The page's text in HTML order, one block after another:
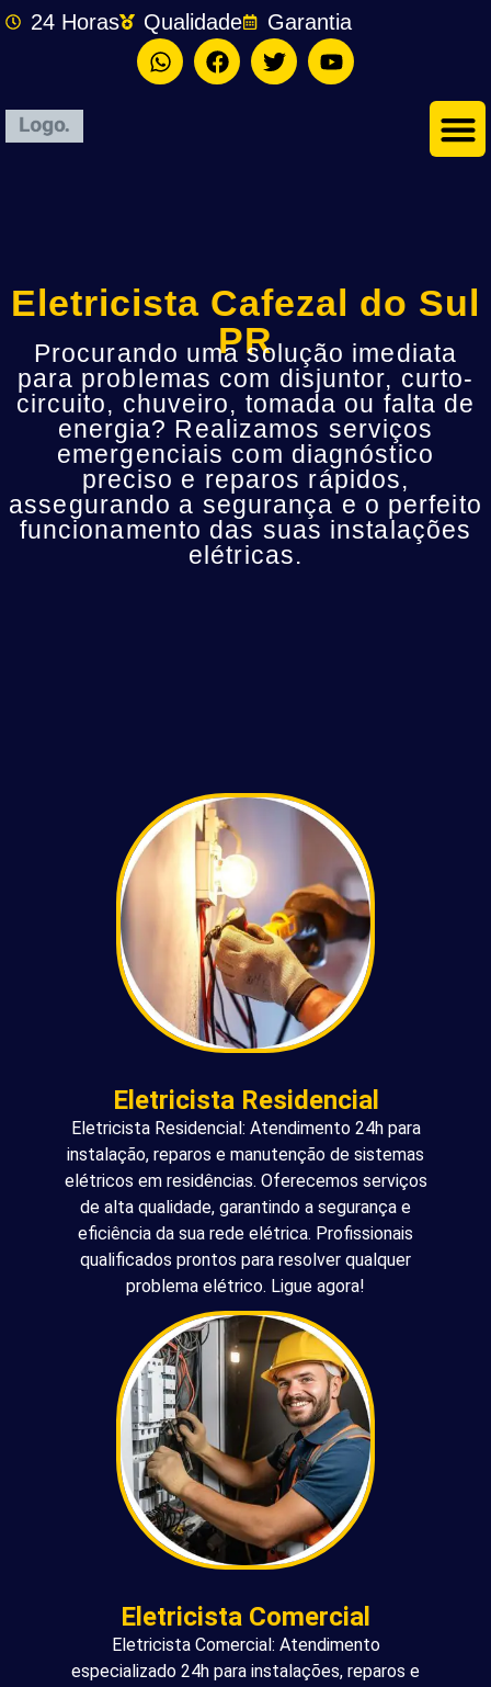
24 Horas Qualidade Garantia
Eletricista Cafezal do Sul
PR
Procurando uma solução imediata
para problemas com disjuntor, curto-
circuito, chuveiro, tomada ou falta de
energia? Realizamos serviços
emergenciais com diagnóstico
preciso e reparos rápidos,
assegurando a segurança e o perfeito
funcionamento das suas instalações
elétricas.
Eletricista Residencial
Eletricista Residencial: Atendimento 24h para
instalação, reparos e manutenção de sistemas
elétricos em residências. Oferecemos serviços
de alta qualidade, garantindo a segurança e
eficiência da sua rede elétrica. Profissionais
qualificados prontos para resolver qualquer
problema elétrico. Ligue agora!
Eletricista Comercial
Eletricista Comercial: Atendimento
especializado 24h para instalações, reparos e